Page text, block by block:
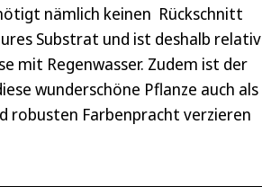
nämlich keinen Rückschnitt
Substrat und ist deshalb relativ
mit Regenwasser. Zudem ist der
wunderschöne Pflanze auch als
robusten Farbenpracht verzieren